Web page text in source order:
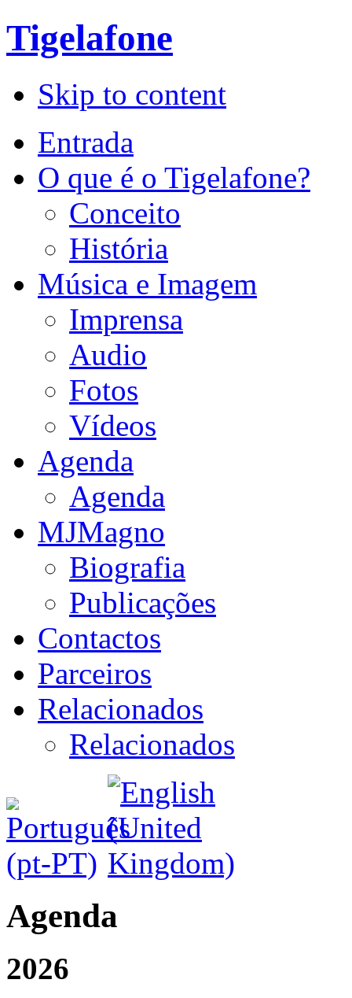
Tigelafone
Skip to content
Entrada
O que é o Tigelafone?
Conceito
História
Música e Imagem
Imprensa
Audio
Fotos
Vídeos
Agenda
Agenda
MJMagno
Biografia
Publicações
Contactos
Parceiros
Relacionados
Relacionados
Agenda
2026